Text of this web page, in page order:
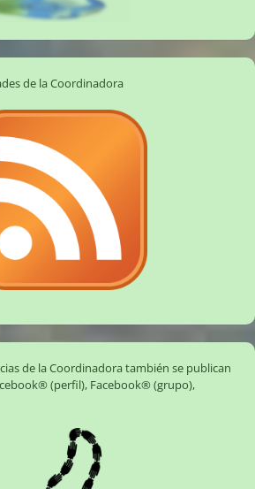
de la Coordinadora
de la Coordinadora también se publican
(perfil), Facebook® (grupo),